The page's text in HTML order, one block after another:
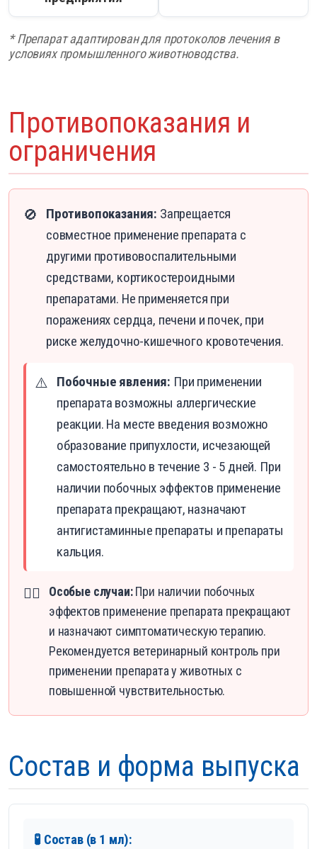
* Препарат адаптирован для протоколов лечения в
условиях промышленного животноводства.
Противопоказания и
ограничения
🚫 Противопоказания: Запрещается
совместное применение препарата с
другими противовоспалительными
средствами, кортикостероидными
препаратами. Не применяется при
поражениях сердца, печени и почек, при
риске желудочно-кишечного кровотечения.
⚠️ Побочные явления: При применении
препарата возможны аллергические
реакции. На месте введения возможно
образование припухлости, исчезающей
самостоятельно в течение 3 - 5 дней. При
наличии побочных эффектов применение
препарата прекращают, назначают
антигистаминные препараты и препараты
кальция.
👨‍⚕️ Особые случаи:При наличии побочных
эффектов применение препарата прекращают
и назначают симптоматическую терапию.
Рекомендуется ветеринарный контроль при
применении препарата у животных с
повышенной чувствительностью.
Состав и форма выпуска
🧪 Состав (в 1 мл):